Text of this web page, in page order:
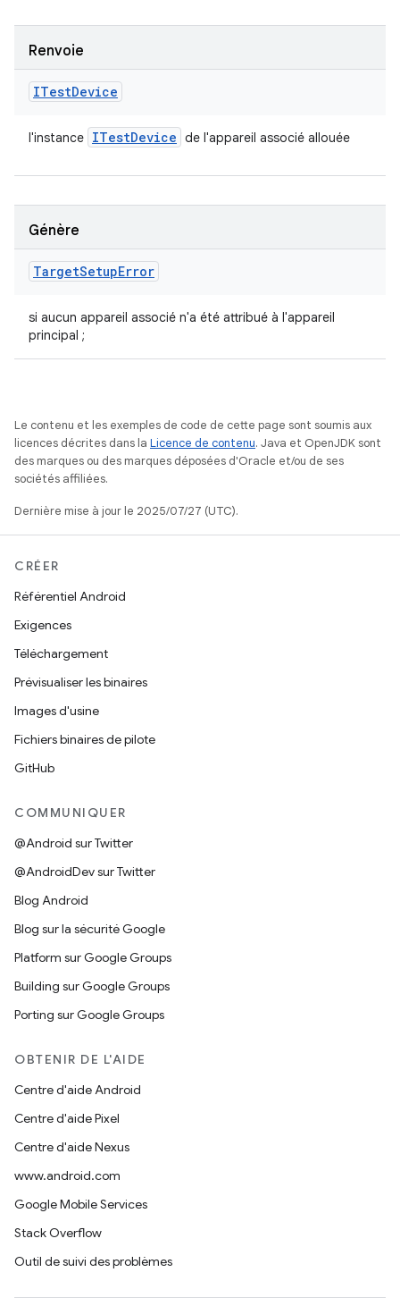
Renvoie
ITestDevice
l'instance ITestDevice de l'appareil associé allouée
Génère
TargetSetupError
si aucun appareil associé n'a été attribué à l'appareil
principal ;
Le contenu et les exemples de code de cette page sont soumis aux
licences décrites dans la Licence de contenu. Java et OpenJDK sont
des marques ou des marques déposées d'Oracle et/ou de ses
sociétés affiliées.
Dernière mise à jour le 2025/07/27 (UTC).
CRÉER
Référentiel Android
Exigences
Téléchargement
Prévisualiser les binaires
Images d'usine
Fichiers binaires de pilote
GitHub
COMMUNIQUER
@Android sur Twitter
@AndroidDev sur Twitter
Blog Android
Blog sur la sécurité Google
Platform sur Google Groups
Building sur Google Groups
Porting sur Google Groups
OBTENIR DE L'AIDE
Centre d'aide Android
Centre d'aide Pixel
Centre d'aide Nexus
www.android.com
Google Mobile Services
Stack Overflow
Outil de suivi des problèmes